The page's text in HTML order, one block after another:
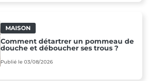
MAISON
Comment détartrer un pommeau de
douche et déboucher ses trous ?
Publié le 03/08/2026